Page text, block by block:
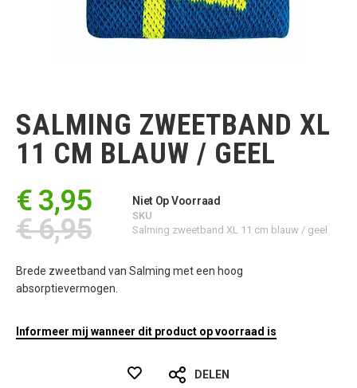
begin
van
de
afbeeldingen-
SALMING ZWEETBAND XL
11 CM BLAUW / GEEL
€ 3,95
€ 6,95
Niet Op Voorraad
SKU
Salming zweetband XL 11 cm blauw / geel
Brede zweetband van Salming met een hoog
absorptievermogen.
Informeer mij wanneer dit product op voorraad is
DELEN